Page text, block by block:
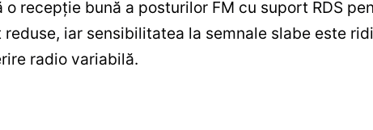
o recepție bună a posturilor FM cu suport RDS
iar sensibilitatea la semnale slabe este
radio variabilă.